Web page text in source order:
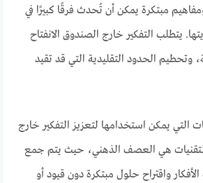
مبتكرة يمكن أن تُحدث فرقًا كبيرًا في
يتطلب التفكير خارج الصندوق الانفتاح
وتحطيم الحدود التقليدية التي قد تقيد
التي يمكن استخدامها لتعزيز التفكير خارج
هي العصف الذهني، حيث يتم جمع
الأفكار واقتراح حلول مبتكرة دون قيود أو